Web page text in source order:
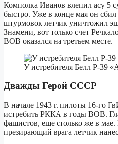
Комполка Иванов влепил асу 5
быстро. Уже в конце мая он сбил
штурмовок летчик уничтожил
Знамени, вот только счет
ВОВ оказался на третьем месте.
У истребителя Белл P-39
Дважды Герой СССР
В начале 1943 г. пилоты 16-го
истребить РККА в годы ВОВ.
фашистов, еще столько же в
презирающий врага летчик